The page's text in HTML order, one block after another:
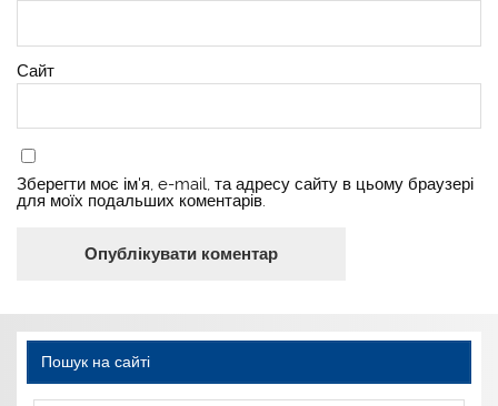
Сайт
Зберегти моє ім'я, e-mail, та адресу сайту в цьому браузері
для моїх подальших коментарів.
Пошук на сайті